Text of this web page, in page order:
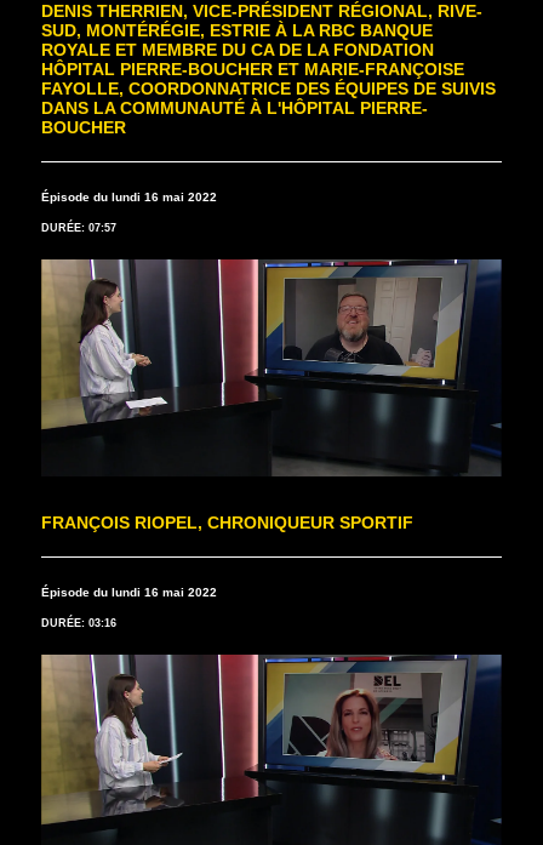
DENIS THERRIEN, VICE-PRÉSIDENT RÉGIONAL, RIVE-
SUD, MONTÉRÉGIE, ESTRIE À LA RBC BANQUE
ROYALE ET MEMBRE DU CA DE LA FONDATION
HÔPITAL PIERRE-BOUCHER ET MARIE-FRANÇOISE
FAYOLLE, COORDONNATRICE DES ÉQUIPES DE SUIVIS
DANS LA COMMUNAUTÉ À L'HÔPITAL PIERRE-
BOUCHER
Épisode du lundi 16 mai 2022
DURÉE: 07:57
FRANÇOIS RIOPEL, CHRONIQUEUR SPORTIF
Épisode du lundi 16 mai 2022
DURÉE: 03:16